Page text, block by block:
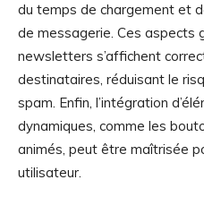
du temps de chargement et
de messagerie. Ces aspects
newsletters s’affichent
destinataires, réduisant le
spam. Enfin, l’intégration
dynamiques, comme les
animés, peut être maîtrisée
utilisateur.